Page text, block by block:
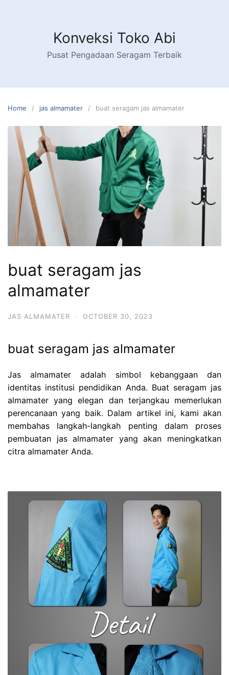
Konveksi Toko Abi
Pusat Pengadaan Seragam Terbaik
Home jas almamater buat seragam jas almamater
buat seragam jas
almamater
JAS ALMAMATER · OCTOBER 30, 2023
buat seragam jas almamater
Jas almamater adalah simbol kebanggaan dan
identitas institusi pendidikan Anda. Buat seragam jas
almamater yang elegan dan terjangkau memerlukan
perencanaan yang baik. Dalam artikel ini, kami akan
membahas langkah-langkah penting dalam proses
pembuatan jas almamater yang akan meningkatkan
citra almamater Anda.